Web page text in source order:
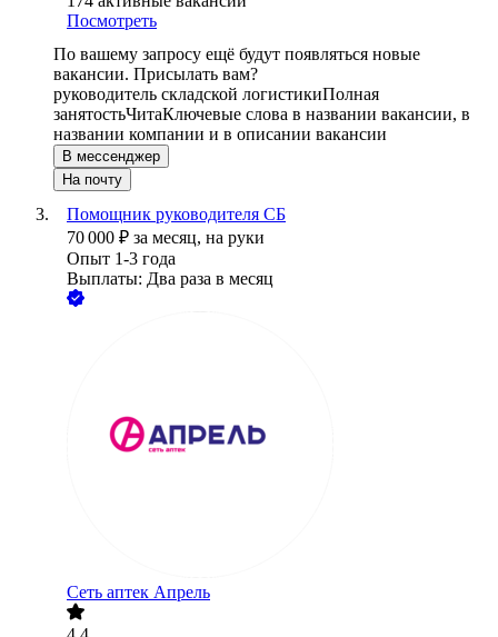
Посмотреть
По вашему запросу ещё будут появляться новые
вакансии. Присылать вам?
руководитель складской логистикиПолная
занятостьЧитаКлючевые слова в названии вакансии, в
названии компании и в описании вакансии
В мессенджер
На почту
Помощник руководителя СБ
70 000 ₽ за месяц, на руки
Опыт 1-3 года
Выплаты: Два раза в месяц
Сеть аптек Апрель